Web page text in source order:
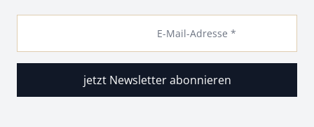
E-Mail-Adresse *
jetzt Newsletter abonnieren